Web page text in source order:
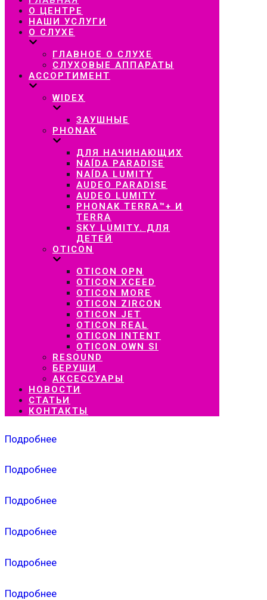
навигацию
О ЦЕНТРЕ
НАШИ УСЛУГИ
О СЛУХЕ
ГЛАВНОЕ О СЛУХЕ
СЛУХОВЫЕ АППАРАТЫ
АССОРТИМЕНТ
WIDEX
ЗАУШНЫЕ
PHONAK
ДЛЯ НАЧИНАЮЩИХ
NAÍDA PARADISE
NAÍDA LUMITY
AUDEO PARADISE
AUDEO LUMITY
PHONAK TERRA™+ И
TERRA
SKY LUMITY. ДЛЯ
ДЕТЕЙ
OTICON
OTICON OPN
OTICON XCEED
OTICON MORE
OTICON ZIRCON
OTICON JET
OTICON REAL
OTICON INTENT
OTICON OWN SI
RESOUND
БЕРУШИ
АКСЕССУАРЫ
НОВОСТИ
СТАТЬИ
КОНТАКТЫ
Подробнее
Подробнее
Подробнее
Подробнее
Подробнее
Подробнее